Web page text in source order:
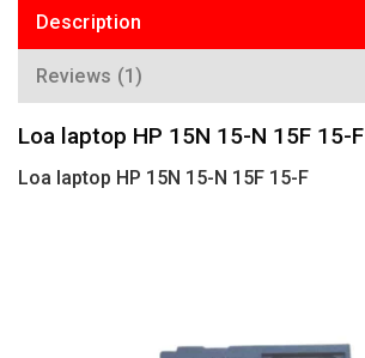
Description
Reviews (1)
Loa laptop HP 15N 15-N 15F 15-F
Loa laptop HP 15N 15-N 15F 15-F